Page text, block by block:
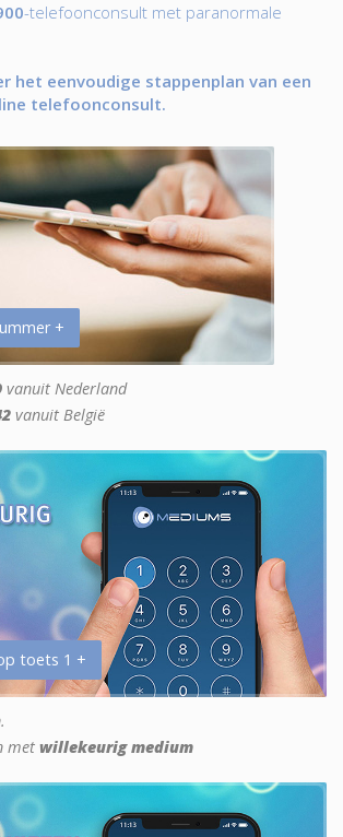
-telefoonconsult met paranormale
het eenvoudige stappenplan van een
telefoonconsult.
+
vanuit Nederland
vanuit België
toets 1 +
met willekeurig medium